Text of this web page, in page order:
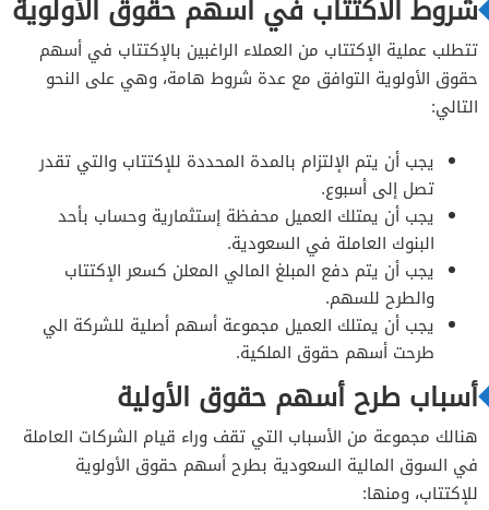
شروط الاكتتاب في أسهم حقوق الأولوية
تتطلب عملية الإكتتاب من العملاء الراغبين بالإكتتاب في أسهم
حقوق الأولوية التوافق مع عدة شروط هامة، وهي على النحو
التالي:
يجب أن يتم الإلتزام بالمدة المحددة للإكتتاب والتي تقدر
تصل إلى أسبوع.
يجب أن يمتلك العميل محفظة إستثمارية وحساب بأحد
البنوك العاملة في السعودية.
يجب أن يتم دفع المبلغ المالي المعلن كسعر الإكتتاب
والطرح للسهم.
يجب أن يمتلك العميل مجموعة أسهم أصلية للشركة الي
طرحت أسهم حقوق الملكية.
أسباب طرح أسهم حقوق الأولية
هنالك مجموعة من الأسباب التي تقف وراء قيام الشركات العاملة
في السوق المالية السعودية بطرح أسهم حقوق الأولوية
للإكتتاب، ومنها: